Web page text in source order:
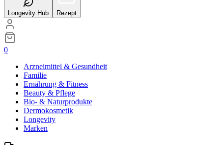
Longevity Hub Rezept
0
Arzneimittel & Gesundheit
Familie
Ernährung & Fitness
Beauty & Pflege
Bio- & Naturprodukte
Dermokosmetik
Longevity
Marken